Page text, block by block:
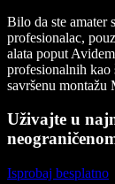
Bilo da ste amater
profesionalac,
alata poput
profesionalnih kao
savršenu montažu
Uživajte u
Isprobaj besplatno